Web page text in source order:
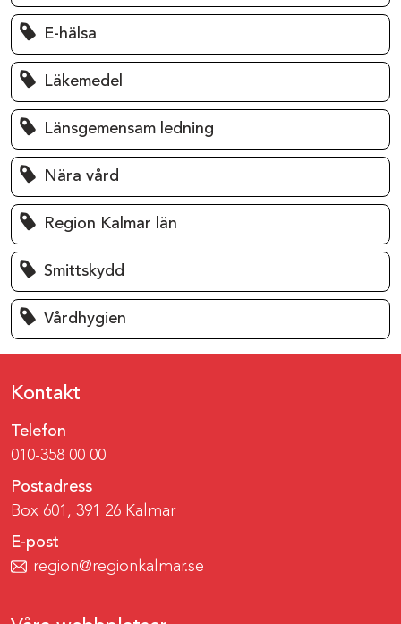
E-hälsa
Läkemedel
Länsgemensam ledning
Nära vård
Region Kalmar län
Smittskydd
Vårdhygien
Kontakt
Telefon
010-358 00 00
Postadress
Box 601, 391 26 Kalmar
E-post
region@regionkalmar.se